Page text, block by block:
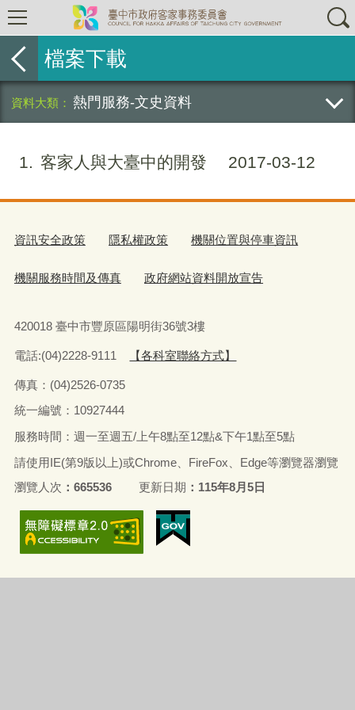
檔案下載
熱門服務-文史資料
1 客家人與大臺中的開發 2017-03-12
資訊安全政策 隱私權政策 機關位置與停車資訊
機關服務時間及傳真 政府網站資料開放宣告
420018 臺中市豐原區陽明街36號3樓
電話:(04)2228-9111 【各科室聯絡方式】
傳真：(04)2526-0735
統一編號：10927444
服務時間：週一至週五/上午8點至12點&下午1點至5點
請使用IE(第9版以上)或Chrome、FireFox、Edge等瀏覽器瀏覽
瀏覽人次
665536 更新日期 115年8月5日